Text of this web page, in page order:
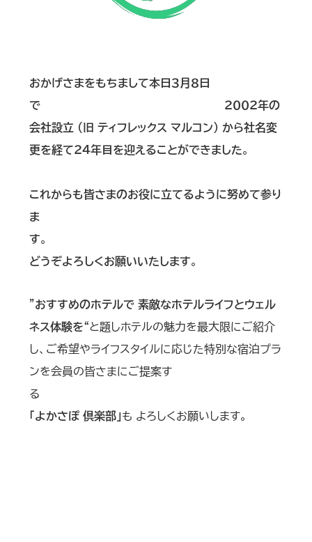
おかげさまをもちまして本日３月８日
で
２００２年の
会社設立 (旧 ティフレックス マルコン) から社名変
更を経て２４年目を迎えることができました。
これからも皆さまのお役に立てるように努めて参り
ま
す
どうぞよろしくお願いいたします。
”おすすめのホテルで 素敵なホテルライフとウェル
ネス体験を“と題しホテルの魅力を最大限にご紹介
し、ご希望やライフスタイルに応じた特別な宿泊プラ
ンを会員の皆さまにご提案す
「よかさぽ 倶楽部」も よろしくお願いします。